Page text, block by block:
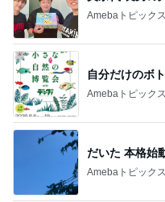
Amebaトピックス
自分だけのボ
Amebaトピックス
だいた 本格始
Amebaトピックス